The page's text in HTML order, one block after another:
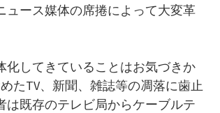
ュース媒体の席捲によって大変革
してきていることはお気づきか
たTV、新聞、雑誌等の凋落に歯止
既存のテレビ局からケーブルテ